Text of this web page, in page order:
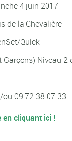
4 juin 2017
de la Chevalière
Quick
Niveau 2
09.72.38.07.33
en cliquant ici !